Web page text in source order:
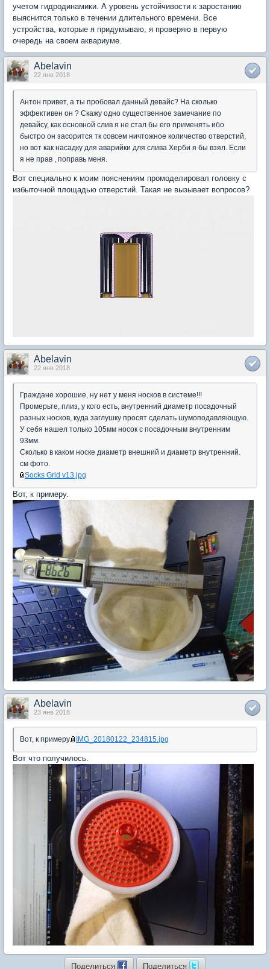
учетом гидродинамики. А уровень устойчивости к заростанию
выяснится только в течении длительного времени. Все
устройства, которые я придумываю, я проверяю в первую
очередь на своем аквариуме.
Abelavin
22 янв 2018
Антон привет, а ты пробовал данный девайс? На сколько
эффективен он ? Скажу одно существенное замечание по
девайсу, как основной слив я не стал бы его применять ибо
быстро он засорится тк совсем ничтожное количество отверстий,
но вот как насадку для аварийки для слива Херби я бы взял. Если
я не прав , поправь меня.
Вот специально к моим пояснениям промоделировал головку с
избыточной площадью отверстий. Такая не вызывает вопросов?
Abelavin
22 янв 2018
Граждане хорошие, ну нет у меня носков в системе!!!
Промерьте, плиз, у кого есть, внутренний диаметр посадочный
разных носков, куда заглушку просят сделать шумоподавляющую.
У себя нашел только 105мм носок с посадочным внутренним
93мм.
Сколько в каком носке диаметр внешний и диаметр внутренний.
см фото.
Socks Grid v13.jpg
Вот, к примеру.
Abelavin
23 янв 2018
Вот, к примеру. IMG_20180122_234815.jpg
Вот что получилось.
Поделиться Поделиться